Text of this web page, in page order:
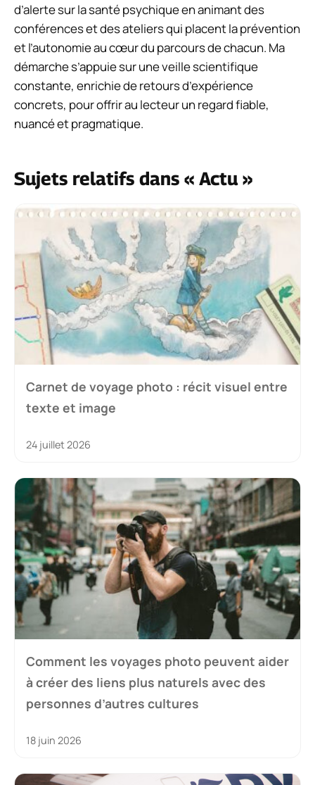
d’alerte sur la santé psychique en animant des
conférences et des ateliers qui placent la prévention
et l’autonomie au cœur du parcours de chacun. Ma
démarche s’appuie sur une veille scientifique
constante, enrichie de retours d’expérience
concrets, pour offrir au lecteur un regard fiable,
nuancé et pragmatique.
Sujets relatifs dans « Actu »
Carnet de voyage photo : récit visuel entre
texte et image
24 juillet 2026
Comment les voyages photo peuvent aider
à créer des liens plus naturels avec des
personnes d’autres cultures
18 juin 2026